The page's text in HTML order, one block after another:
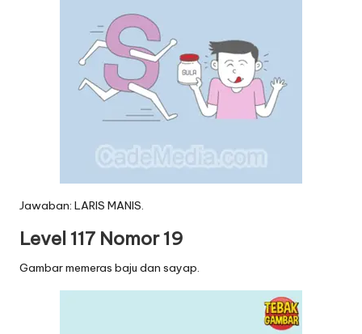
Jawaban: LARIS MANIS.
Level 117 Nomor 19
Gambar memeras baju dan sayap.